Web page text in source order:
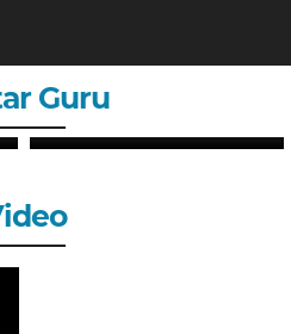
Guru
MERI DAHLIA, S.Pd